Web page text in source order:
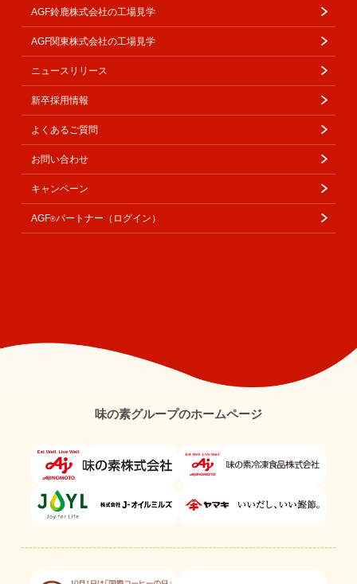
AGF鈴鹿株式会社の工場見学
AGF関東株式会社の工場見学
ニュースリリース
新卒採用情報
よくあるご質問
お問い合わせ
キャンペーン
AGF®パートナー（ログイン）
味の素グループのホームページ